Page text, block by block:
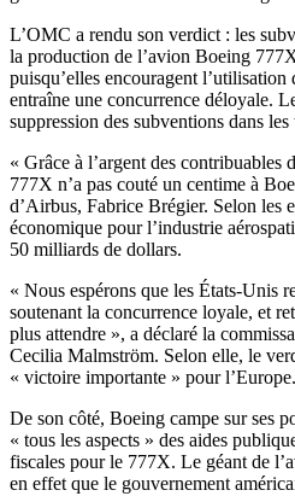
L’OMC a rendu son verdict : les
la production de l’avion Boeing
puisqu’elles encouragent
entraîne une concurrence déloyale.
suppression des subventions dans
« Grâce à l’argent des contribuables
777X n’a pas couté un centime à
d’Airbus, Fabrice Brégier. Selon les
économique pour l’industrie
50 milliards de dollars.
« Nous espérons que les États-Unis
soutenant la concurrence loyale, et
plus attendre », a déclaré la
Cecilia Malmström. Selon elle, le
« victoire importante » pour l’Europe.
De son côté, Boeing campe sur ses
« tous les aspects » des aides
fiscales pour le 777X. Le géant de
en effet que le gouvernement